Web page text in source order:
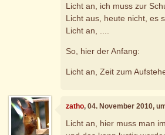
Licht an, ich muss zur
Licht aus, heute nicht, es
Licht an, ....
So, hier der Anfang:
Licht an, Zeit zum
zatho, 04. November 2010,
Licht an, hier muss man